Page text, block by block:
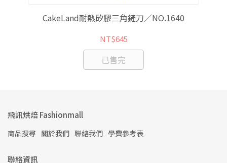
CakeLand耐熱矽膠三角鏟刀／NO.1640
NT$645
已售完
飛訊烘焙 Fashionmall
商品搜尋 關於我們 聯絡我們 學費參考表
聯絡資訊